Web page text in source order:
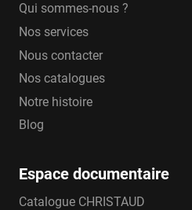
Qui sommes-nous ?
Nos services
Nous contacter
Nos catalogues
Notre histoire
Blog
Espace documentaire
Catalogue CHRISTAUD